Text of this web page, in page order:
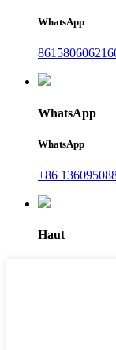
WhatsApp
WhatsApp
WhatsApp
+86
Haut